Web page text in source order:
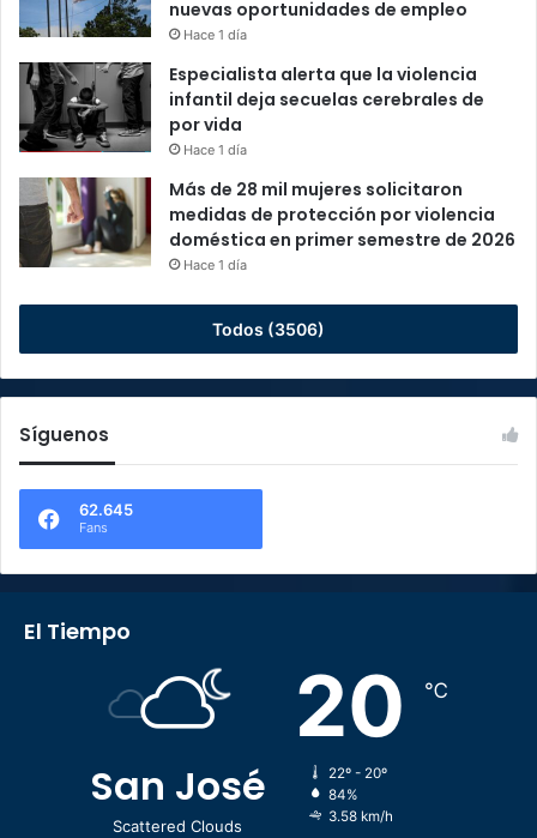
nuevas oportunidades de empleo
Hace 1 día
Especialista alerta que la violencia
infantil deja secuelas cerebrales de
por vida
Hace 1 día
Más de 28 mil mujeres solicitaron
medidas de protección por violencia
doméstica en primer semestre de 2026
Hace 1 día
Todos (3506)
Síguenos
62.645
Fans
El Tiempo
San José
Scattered Clouds
20 ℃
22º - 20º
84%
3.58 km/h